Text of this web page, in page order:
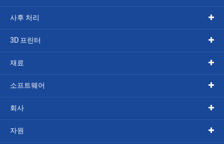
사후 처리
3D 프린터
재료
소프트웨어
회사
자원